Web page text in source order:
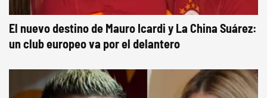
El nuevo destino de Mauro Icardi y La China Suárez:
un club europeo va por el delantero